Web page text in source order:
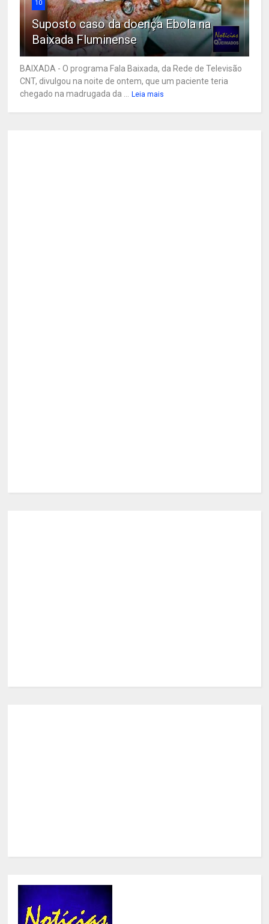
10
Suposto caso da doença Ebola na
Baixada Fluminense
BAIXADA - O programa Fala Baixada, da Rede de Televisão
CNT, divulgou na noite de ontem, que um paciente teria
chegado na madrugada da ...
Leia mais